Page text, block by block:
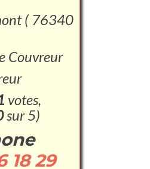
( 76340
Couvreur
votes,
sur 5)
18 29